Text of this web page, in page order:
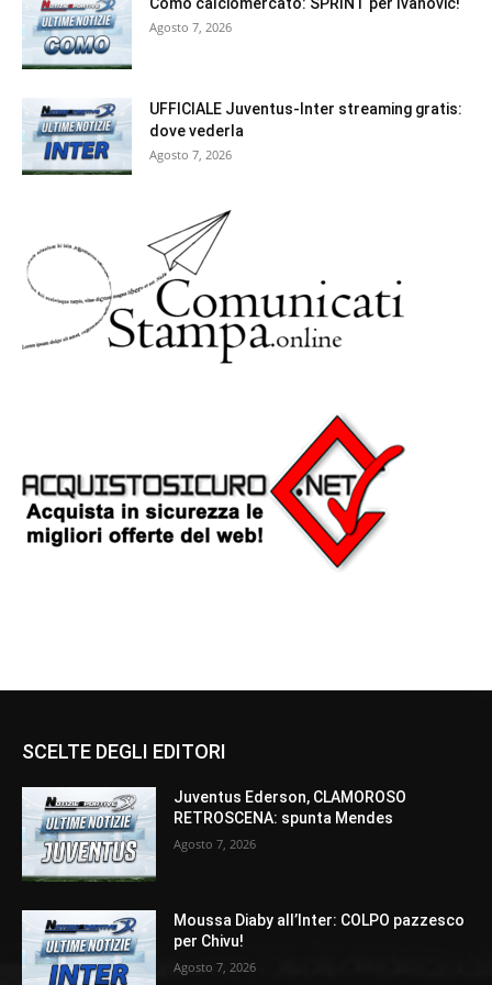
Como calciomercato: SPRINT per Ivanovic!
Agosto 7, 2026
UFFICIALE Juventus-Inter streaming gratis:
dove vederla
Agosto 7, 2026
SCELTE DEGLI EDITORI
Juventus Ederson, CLAMOROSO
RETROSCENA: spunta Mendes
Agosto 7, 2026
Moussa Diaby all’Inter: COLPO pazzesco
per Chivu!
Agosto 7, 2026